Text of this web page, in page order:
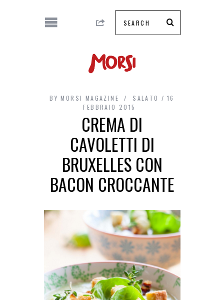
BY MORSI MAGAZINE SALATO
16
FEBBRAIO 2015
CREMA DI
CAVOLETTI DI
BRUXELLES CON
BACON CROCCANTE